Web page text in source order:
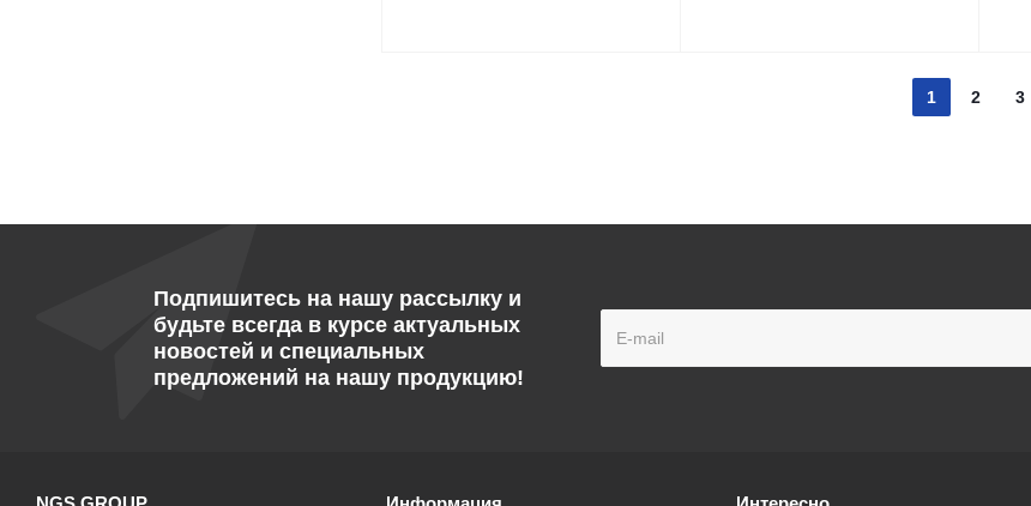
1 2 3
Подпишитесь на нашу рассылку и
будьте всегда в курсе актуальных
новостей и специальных
предложений на нашу продукцию!